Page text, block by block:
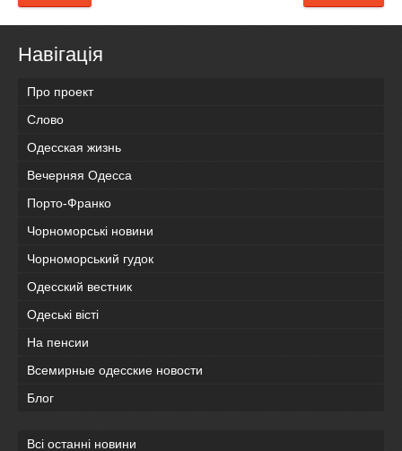
Навігація
Про проект
Слово
Одесская жизнь
Вечерняя Одесса
Порто-Франко
Чорноморські новини
Чорноморський гудок
Одесский вестник
Одеськi вiстi
На пенсии
Всемирные одесские новости
Блог
Всі останні новини